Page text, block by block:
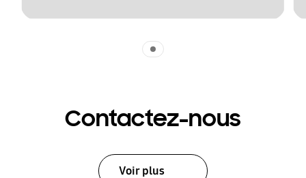
Contactez-nous
Voir plus